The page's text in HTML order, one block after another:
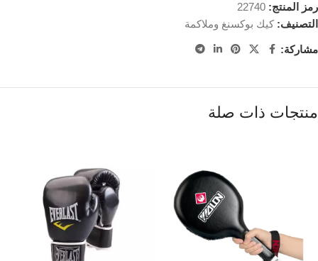
رمز المنتج: 22740
التصنيف: كيك بوكسنغ وملاكمة
مشاركة:
منتجات ذات صلة